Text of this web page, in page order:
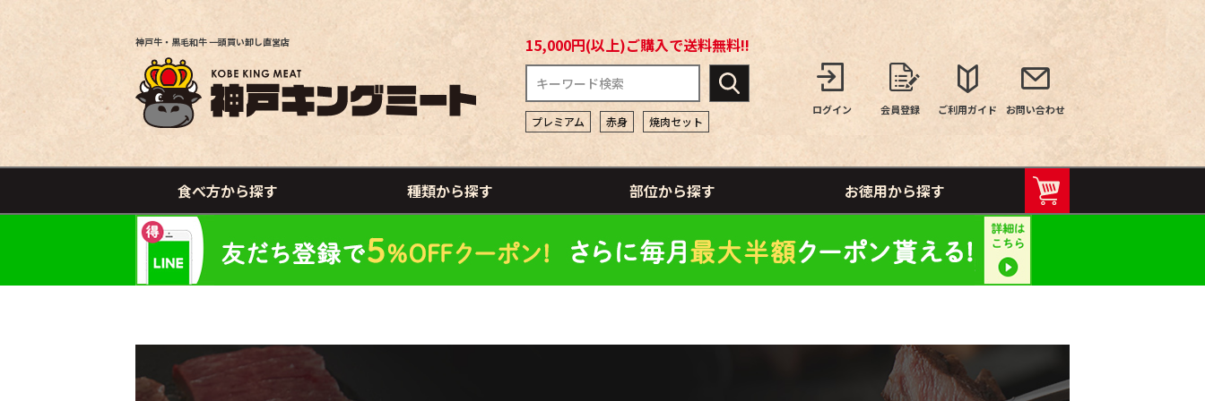
神戸牛・黒毛和牛 一頭買い卸し直営店 15,000円(以上)ご購入で送料無料!!
プレミアム 赤身 焼肉セット
ログイン 会員登録 ご利用ガイド お問い合わせ
食べ方から探す 種類から探す 部位から探す お徳用から探す